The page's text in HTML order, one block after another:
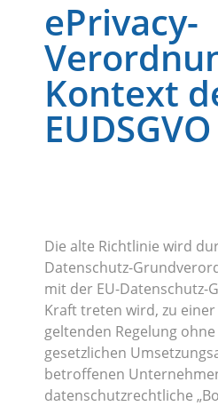
ePrivacy-
Kontext
EUDSGVO
Die alte Richtlinie wird
Datenschutz-
mit der EU-Datenschutz-
Kraft treten wird, zu einer
geltenden Regelung
gesetzlichen
betroffenen
datenschutzrechtliche